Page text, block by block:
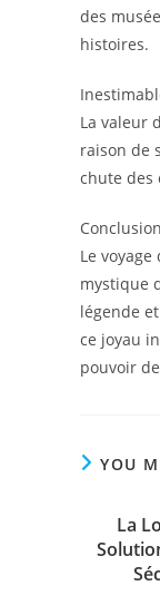
des
histoires.
La valeur
raison de
chute des
Le
mystique
légende
ce joyau
pouvoir
YOU
La